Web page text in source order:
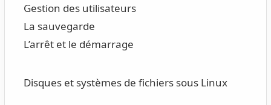
Gestion des utilisateurs
La sauvegarde
L’arrêt et le démarrage
Disques et systèmes de fichiers sous Linux